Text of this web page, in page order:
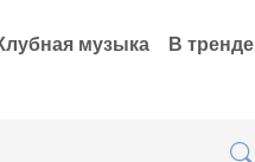
музыка В тренде